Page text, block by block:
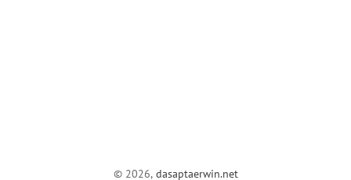
© 2026, dasaptaerwin.net